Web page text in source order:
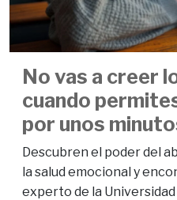
No vas a creer
cuando
por unos
Descubren el poder del
la salud emocional y
experto de la Universidad